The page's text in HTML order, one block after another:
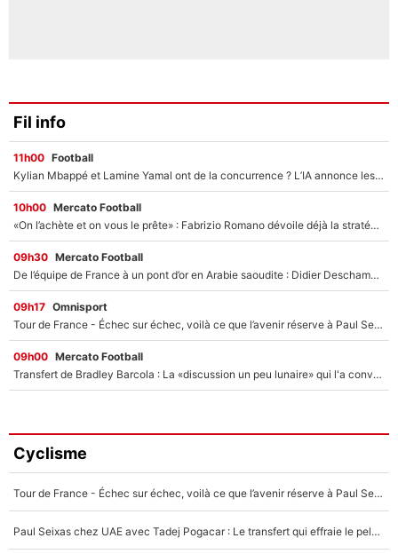
Fil info
11h00 Football
Kylian Mbappé et Lamine Yamal ont de la concurrence ? L’IA annonce les 5 joueurs qui vont dominer le football dans les années à venir !
10h00 Mercato Football
«On l’achète et on vous le prête» : Fabrizio Romano dévoile déjà la stratégie du PSG avec le transfert de Zion Suzuki !
09h30 Mercato Football
De l’équipe de France à un pont d’or en Arabie saoudite : Didier Deschamps a donné sa réponse !
09h17 Omnisport
Tour de France - Échec sur échec, voilà ce que l’avenir réserve à Paul Seixas : «Tant qu’il y aura un Pogacar comme celui-là...»
09h00 Mercato Football
Transfert de Bradley Barcola : La «discussion un peu lunaire» qui l'a convaincu de quitter le PSG, son entourage est pointé du doigt
Cyclisme
Tour de France - Échec sur échec, voilà ce que l’avenir réserve à Paul Seixas : «Tant qu’il y aura un Pogacar comme celui-là...»
Paul Seixas chez UAE avec Tadej Pogacar : Le transfert qui effraie le peloton, «c’est la pire des choses qui puisse arriver»